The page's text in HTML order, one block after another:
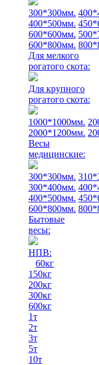
300*300мм.
400*500мм.
600*600мм.
600*800мм.
Для мелкого
рогатого скота:
Для крупного
рогатого скота:
1000*1000мм.
2000*1200мм.
Весы
медицинские:
300*300мм.
300*400мм.
400*500мм.
600*800мм.
Бытовые
весы:
НПВ:
60кг
150кг
200кг
300кг
600кг
1т
2т
3т
5т
10т